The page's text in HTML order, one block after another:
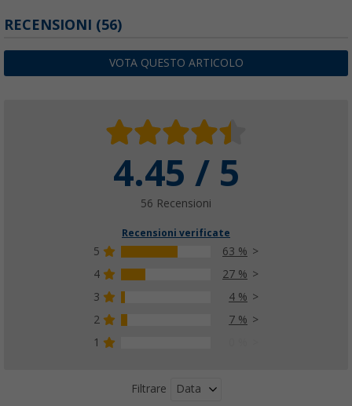
RECENSIONI (56)
VOTA QUESTO ARTICOLO
4.45 / 5
56 Recensioni
Recensioni verificate
5
63 %
4
27 %
3
4 %
2
7 %
1
Filtrare Data